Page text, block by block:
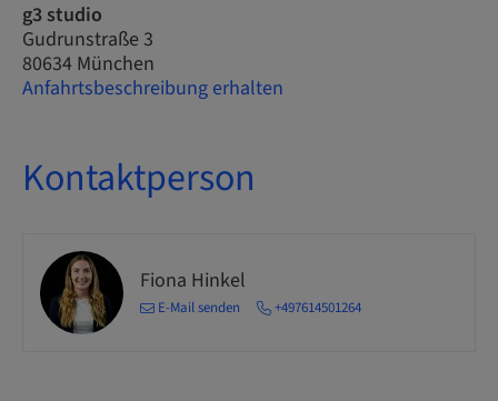
g3 studio
Gudrunstraße 3
80634 München
Anfahrtsbeschreibung erhalten
Kontaktperson
Fiona Hinkel
E-Mail senden +497614501264